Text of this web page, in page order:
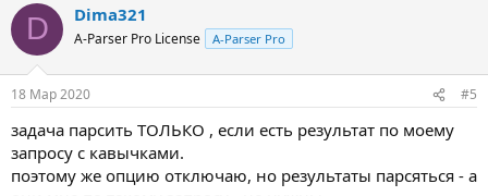
D Dima321
A-Parser Pro License A-Parser Pro
18 Мар 2020 #5
задача парсить ТОЛЬКО , если есть результат по моему
запросу с кавычками.
поэтому же опцию отключаю, но результаты парсяться - а